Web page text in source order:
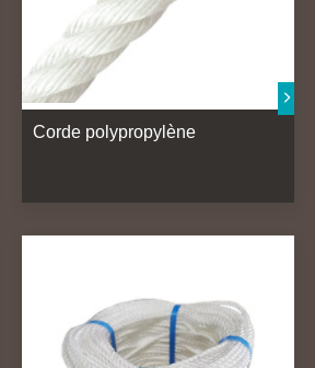
Corde polypropylène